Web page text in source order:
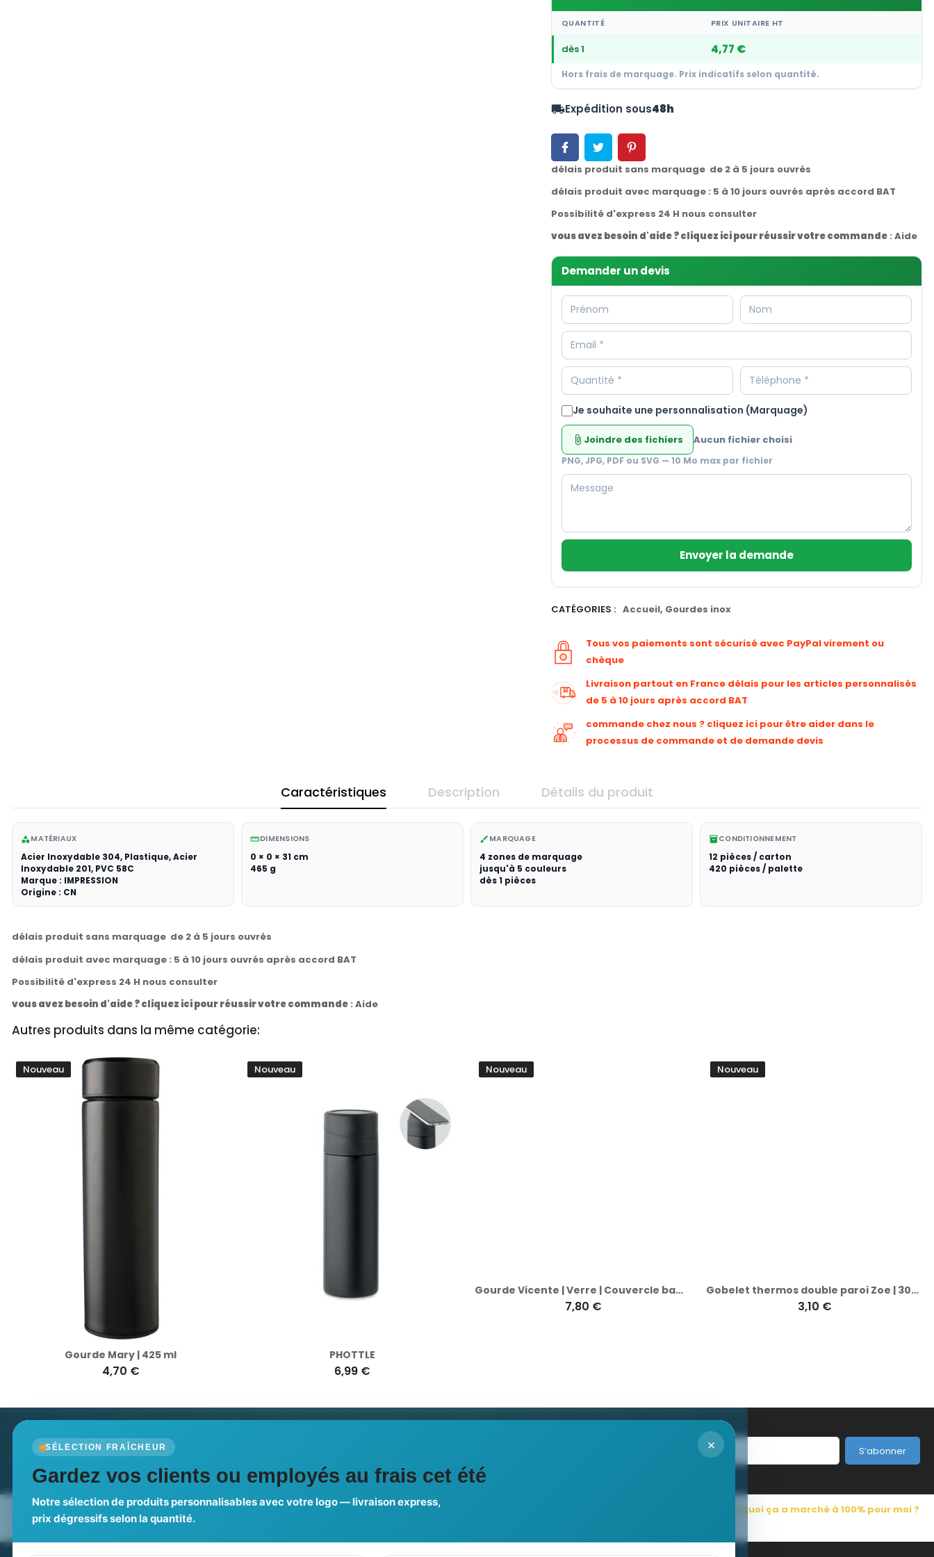
QUANTITÉ PRIX UNITAIRE HT
dès 1 4,77 €
Hors frais de marquage. Prix indicatifs selon quantité.
local_shippingExpédition sous48h
délais produit sans marquage de 2 à 5 jours ouvrés
délais produit avec marquage : 5 à 10 jours ouvrés après accord BAT
Possibilité d'express 24 H nous consulter
vous avez besoin d'aide ? cliquez ici pour réussir votre commande: Aide
Demander un devis
Je souhaite une personnalisation (Marquage)
attach_file Joindre des fichiers Aucun fichier choisi
PNG, JPG, PDF ou SVG — 10 Mo max par fichier
Envoyer la demande
CATÉGORIES : Accueil, Gourdes inox
Tous vos paiements sont sécurisé avec PayPal virement ou
chèque
Livraison partout en France délais pour les articles personnalisés
de 5 à 10 jours après accord BAT
commande chez nous ? cliquez ici pour être aider dans le
processus de commande et de demande devis
Caractéristiques Description Détails du produit
categoryMATÉRIAUX
Acier Inoxydable 304, Plastique, Acier
Inoxydable 201, PVC 58C
Marque : IMPRESSION
Origine : CN
straightenDIMENSIONS
0 × 0 × 31 cm
465 g
brush MARQUAGE
4 zones de marquage
jusqu'à 5 couleurs
dès 1 pièces
inventory_2CONDITIONNEMENT
12 pièces / carton
420 pièces / palette
délais produit sans marquage de 2 à 5 jours ouvrés
délais produit avec marquage : 5 à 10 jours ouvrés après accord BAT
Possibilité d'express 24 H nous consulter
vous avez besoin d'aide ? cliquez ici pour réussir votre commande : Aide
Autres produits dans la même catégorie:
Nouveau
Gourde Mary | 425 ml
4,70 €
Nouveau
PHOTTLE
6,99 €
Nouveau Nouveau
×
SÉLECTION FRAÎCHEUR
Gardez vos clients ou employés au frais cet été
Notre sélection de produits personnalisables avec votre logo — livraison express,
prix dégressifs selon la quantité.
Newsletter
S’abonner
Nos expertises & accompagnement
global
Pourquoi nous choisir ? Pourquoi ça a marché à 100% pour moi ?